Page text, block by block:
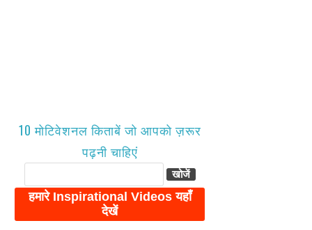
10 मोटिवेशनल किताबें जो आपको ज़रूर
पढ़नी चाहिएं